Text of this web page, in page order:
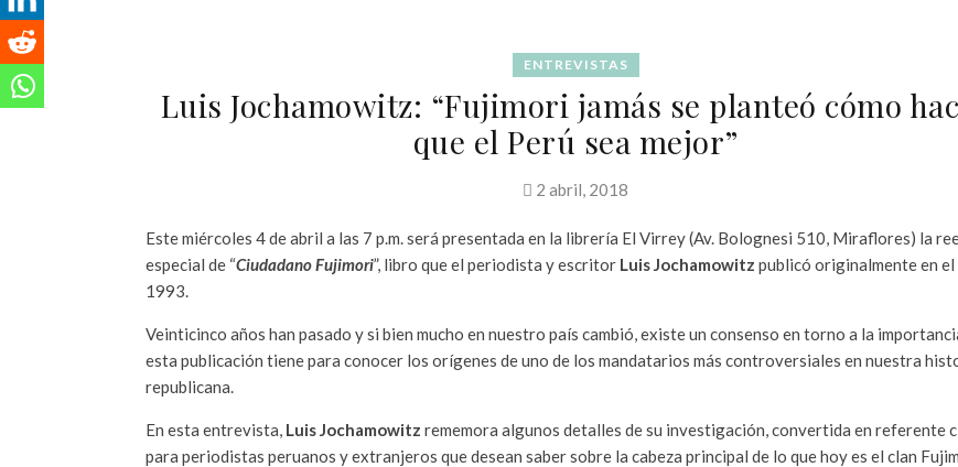
ENTREVISTAS
Luis Jochamowitz: “Fujimori jamás se planteó cómo
que el Perú sea mejor”
2 abril, 2018
Este miércoles 4 de abril a las 7 p.m. será presentada en la librería El Virrey (Av. Bolognesi 510, Miraflores) la
especial de “Ciudadano Fujimori”, libro que el periodista y escritor Luis Jochamowitz publicó originalmente en el
1993.
Veinticinco años han pasado y si bien mucho en nuestro país cambió, existe un consenso en torno a la
esta publicación tiene para conocer los orígenes de uno de los mandatarios más controversiales en nuestra
republicana.
En esta entrevista, Luis Jochamowitz rememora algunos detalles de su investigación, convertida en referente
para periodistas peruanos y extranjeros que desean saber sobre la cabeza principal de lo que hoy es el clan